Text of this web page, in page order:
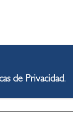
de Privacidad.